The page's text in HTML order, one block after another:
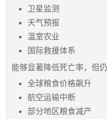
卫星监测
天气预报
温室农业
国际救援体系
能够显著降低死亡率，但仍
全球粮食价格飙升
航空运输中断
部分地区粮食减产